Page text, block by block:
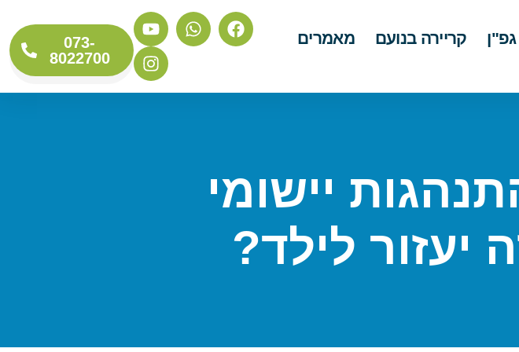
גפ"ן קריירה בנועם
מאמרים
073-
8022700
יישומי